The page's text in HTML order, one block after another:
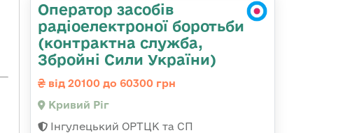
Оператор засобів
радіоелектроної боротьби
(контрактна служба,
Збройні Сили України)
від 20100 до 60300 грн
Кривий Ріг
Інгулецький ОРТЦК та СП